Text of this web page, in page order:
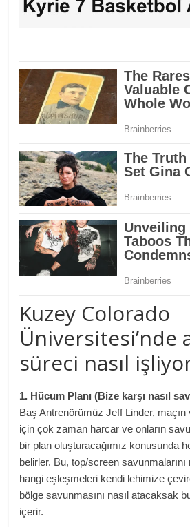
Kuzey Colorado
Üniversitesi’nde
süreci nasıl
1. Hücum Planı (Bize karşı nasıl
Baş Antrenörümüz Jeff Linder,
için çok zaman harcar ve onların
bir plan oluşturacağımız konusunda
belirler. Bu, top/screen
hangi eşleşmeleri kendi lehimize
bölge savunmasını nasıl atacaksak
içerir.